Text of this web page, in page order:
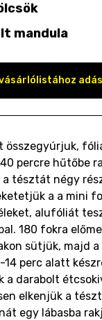
mandula
adás
összegyúrjuk,
percre hűtőbe
tésztát négy
a a mini
alufóliát
180 fokra
sütjük, majd a
14 perc alatt
a darabolt
elkenjük a
egy lábasba